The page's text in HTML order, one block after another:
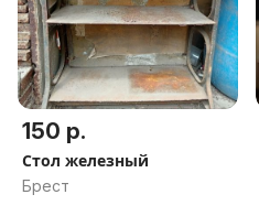
150 р.
Стол железный
Брест